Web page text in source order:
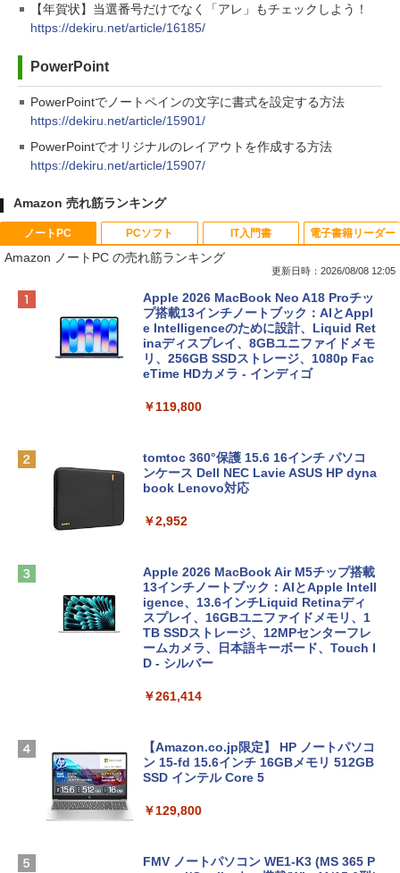
【年賀状】当選番号だけでなく「アレ」もチェックしよう！
https://dekiru.net/article/16185/
PowerPoint
PowerPointでノートペインの文字に書式を設定する方法
https://dekiru.net/article/15901/
PowerPointでオリジナルのレイアウトを作成する方法
https://dekiru.net/article/15907/
Amazon 売れ筋ランキング
ノートPC
Amazon ノートPC の売れ筋ランキング
更新日時：2026/08/08 12:05
Apple 2026 MacBook Neo A18 Proチッ
プ搭載13インチノートブック：AIとAppl
e Intelligenceのために設計、Liquid Ret
inaディスプレイ、8GBユニファイドメモ
リ、256GB SSDストレージ、1080p Fac
eTime HDカメラ - インディゴ
￥119,800
tomtoc 360°保護 15.6 16インチ パソコ
ンケース Dell NEC Lavie ASUS HP dyna
book Lenovo対応
￥2,952
Apple 2026 MacBook Air M5チップ搭載
13インチノートブック：AIとApple Intell
igence、13.6インチLiquid Retinaディ
スプレイ、16GBユニファイドメモリ、1
TB SSDストレージ、12MPセンターフレ
ームカメラ、日本語キーボード、Touch I
D - シルバー
￥261,414
【Amazon.co.jp限定】 HP ノートパソコ
ン 15-fd 15.6インチ 16GBメモリ 512GB
SSD インテル Core 5
￥129,800
FMV ノートパソコン WE1-K3 (MS 365 P
PCソフト IT入門書 電子書籍リーダー